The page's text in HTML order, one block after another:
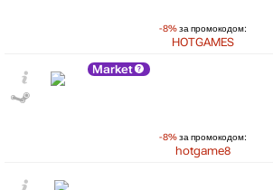
-8%за промокодом:
HOTGAMES
Market
-8%за промокодом:
hotgame8